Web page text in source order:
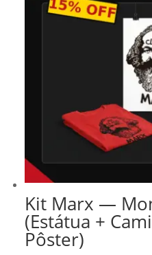
Kit Marx —
(Estátua +
Pôster)